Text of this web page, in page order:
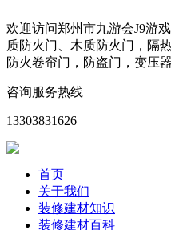
欢迎访问郑州市九游会J9游
质防火门、木质防火门，隔
防火卷帘门，防盗门，变压
咨询服务热线
13303831626
首页
关于我们
装修建材知识
装修建材百科